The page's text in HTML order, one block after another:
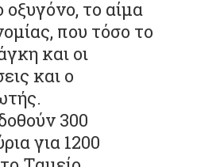
οξυγόνο, το αίμα
που τόσο το
και οι
και ο
300
για 1200